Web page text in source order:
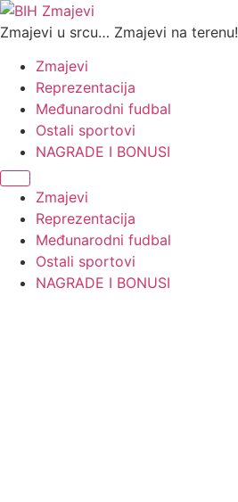
Skip
to
Zmajevi u srcu… Zmajevi na terenu!
Zmajevi
Reprezentacija
Međunarodni fudbal
Ostali sportovi
NAGRADE I BONUSI
Zmajevi
Reprezentacija
Međunarodni fudbal
Ostali sportovi
NAGRADE I BONUSI